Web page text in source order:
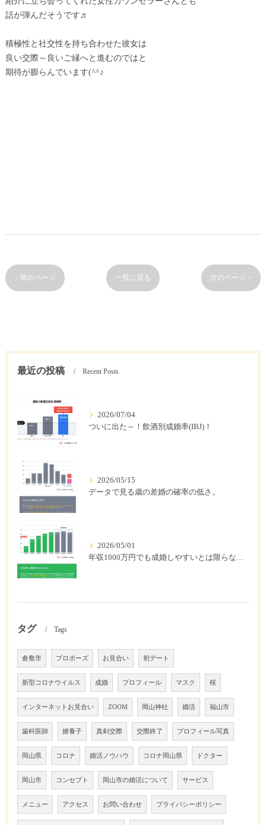
話が弾んだそうです♬
積極性と社交性を持ち合わせた彼女は
良い交際～良いご縁へと進むのではと
期待が膨らんでいます(^^♪
< 前のページ 一覧に戻る 次のページ >
最近の投稿 Recent Posts
2026/07/04
ついに出た～！飲酒別成婚率(IBJ)！
2026/05/15
データで見る歳の差婚の確率の低さ。
2026/05/01
年収1000万円でも成婚しやすいとは限らない? 「年収帯別の成婚率」のリアル
タグ Tags
倉敷市 プロポーズ お見合い 初デート
新型コロナウイルス 成婚 プロフィール マスク 桜
インターネットお見合い ZOOM 岡山神社 婚活 福山市
歯科医師 婿養子 真剣交際 交際終了 プロフィール写真
岡山県 コロナ 婚活ノウハウ コロナ岡山県 ドクター
岡山市 コンセプト 岡山市の婚活について サービス
メニュー アクセス お問い合わせ プライバシーポリシー